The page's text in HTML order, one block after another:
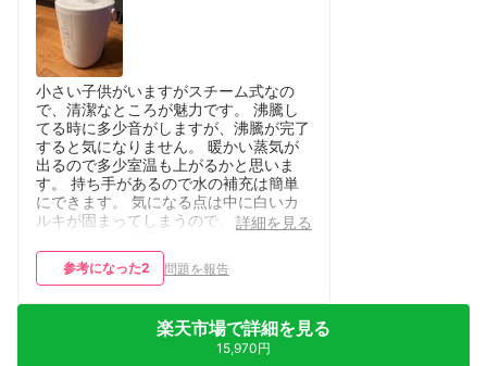
小さい子供がいますがスチーム式なの
で、清潔なところが魅力です。 沸騰し
てる時に多少音がしますが、沸騰が完了
すると気になりません。 暖かい蒸気が
出るので多少室温も上がるかと思いま
す。 持ち手があるので水の補充は簡単
にできます。 気になる点は中に白いカ
ルキが固まってしまうので、定期的にメ
詳細を見る
参考になった2 問題を報告
楽天市場で詳細を見る
15,970円